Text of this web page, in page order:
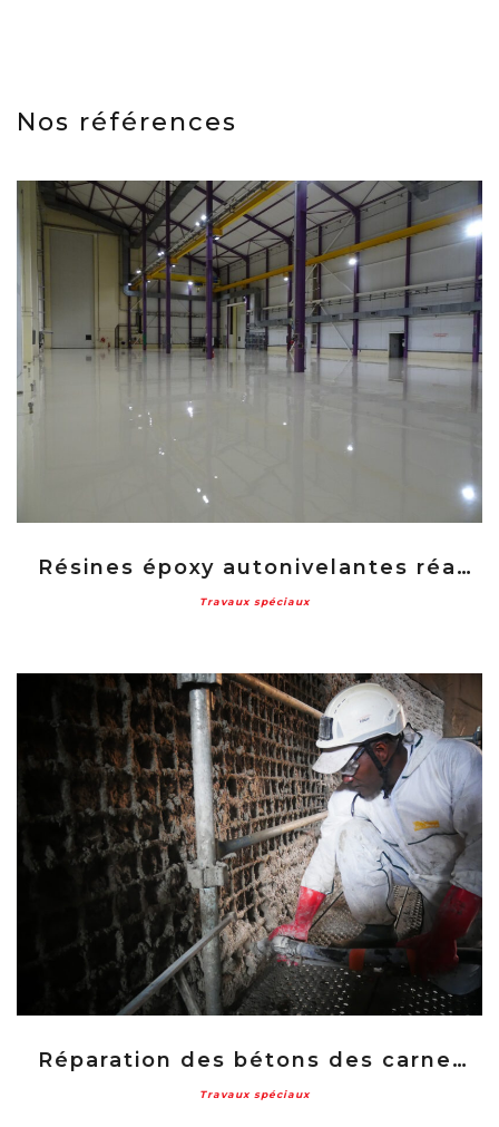
Nos références
Résines époxy autonivelantes réalisées au BIP
Travaux spéciaux
Réparation des bétons des carneaux Ariane 5
Travaux spéciaux